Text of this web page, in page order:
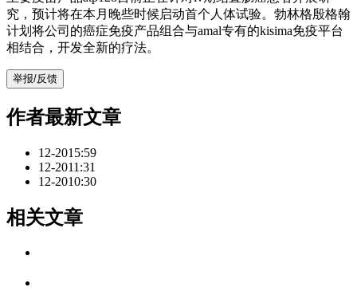
究，预计将在本月晚些时候启动首个人体试验。勃林格殷格翰
计划将公司的癌症免疫产品组合与amal专有的kisima免疫平台
相结合，开发全新的疗法。
举报/反馈
作者最新文章
12-2015:59
12-2011:31
12-2010:30
相关文章